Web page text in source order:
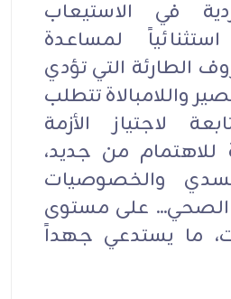
في الاستيعاب
لمساعدة
الطارئة التي تؤدي
واللامبالاة تتطلب
لاجتياز الأزمة
للاهتمام من جديد،
والخصوصيات
الصحي... على مستوى
ما يستدعي جهداً